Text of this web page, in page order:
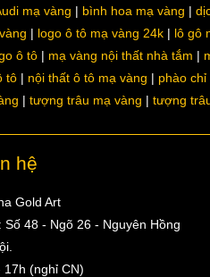
mạ vàng bình hoa mạ vàng
logo ô tô mạ vàng 24k
lô gô
ô tô mạ vàng nội thất nhà tắm
tô nội thất ô tô mạ vàng
phào chỉ
tượng trâu mạ vàng tượng
hệ
Gold Art
48 - Ngõ 26 - Nguyên Hồng
(nghỉ CN)